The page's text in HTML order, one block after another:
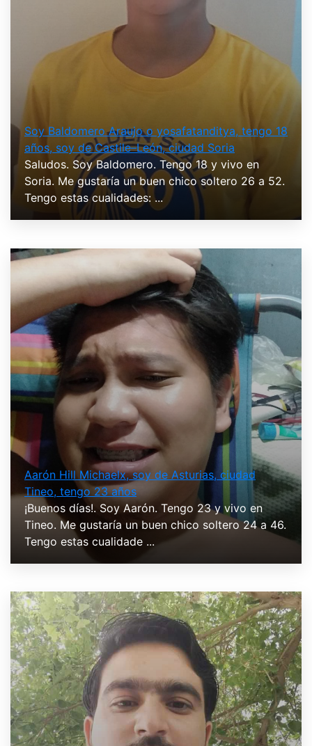
Soy Baldomero Araujo o yosafatanditya, tengo 18
años, soy de Castile–León, ciudad Soria
Saludos. Soy Baldomero. Tengo 18 y vivo en
Soria. Me gustaría un buen chico soltero 26 a 52.
Tengo estas cualidades: ...
Aarón Hill Michaelx, soy de Asturias, ciudad
Tineo, tengo 23 años
¡Buenos días!. Soy Aarón. Tengo 23 y vivo en
Tineo. Me gustaría un buen chico soltero 24 a 46.
Tengo estas cualidade ...